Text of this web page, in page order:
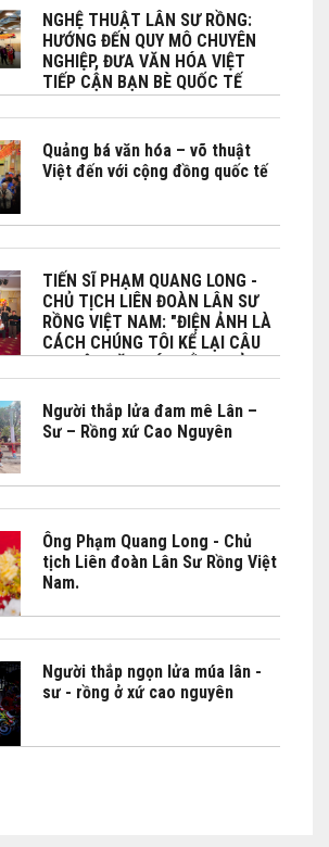
NGHỆ THUẬT LÂN SƯ RỒNG:
HƯỚNG ĐẾN QUY MÔ CHUYÊN
NGHIỆP, ĐƯA VĂN HÓA VIỆT
TIẾP CẬN BẠN BÈ QUỐC TẾ
Quảng bá văn hóa – võ thuật
Việt đến với cộng đồng quốc tế
TIẾN SĨ PHẠM QUANG LONG -
CHỦ TỊCH LIÊN ĐOÀN LÂN SƯ
RỒNG VIỆT NAM: "ĐIỆN ẢNH LÀ
CÁCH CHÚNG TÔI KỂ LẠI CÂU
CHUYỆN VĂN HÓA BẰNG CẢM
XÚC"
Người thắp lửa đam mê Lân –
Sư – Rồng xứ Cao Nguyên
Ông Phạm Quang Long - Chủ
tịch Liên đoàn Lân Sư Rồng Việt
Nam.
Người thắp ngọn lửa múa lân -
sư - rồng ở xứ cao nguyên